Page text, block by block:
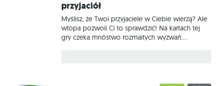
graczy wybierze jeden z dostępnych artefaktów i
będzie mógł skorzystać z potężnego efektu
natychmiastowego
przyjaciół
Myślisz, że Twoi przyjaciele w Ciebie wierzą? Ale
wtopa pozwoli Ci to sprawdzić! Na kartach tej
gry czeka mnóstwo rozmaitych wyzwań.
utrudni je najbardziej, dołączy do Twojej